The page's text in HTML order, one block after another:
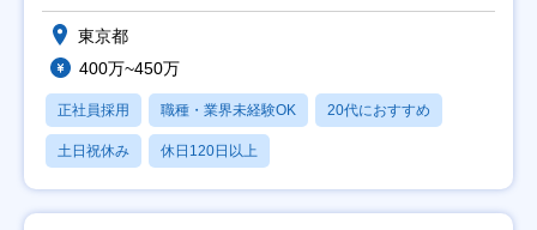
東京都
400万~450万
正社員採用 職種・業界未経験OK 20代におすすめ
土日祝休み 休日120日以上